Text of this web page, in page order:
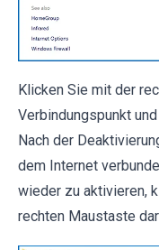
Klicken Sie mit der
Verbindungspunkt
Nach der
dem Internet
wieder zu aktivieren,
rechten Maustaste